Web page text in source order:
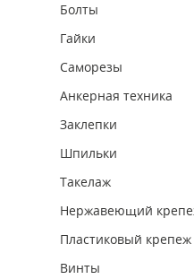
Болты
Гайки
Саморезы
Анкерная техника
Заклепки
Шпильки
Такелаж
Нержавеющий
Пластиковый крепеж
Винты